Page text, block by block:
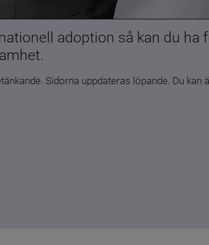
adoption så kan du ha
Sidorna uppdateras löpande. Du kan